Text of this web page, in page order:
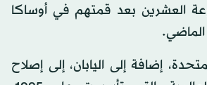
العشرين بعد قمتهم في أوساكا
إضافة إلى اليابان، إلى إصلاح